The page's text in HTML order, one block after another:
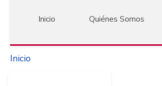
Inicio Quiénes Somos
Inicio